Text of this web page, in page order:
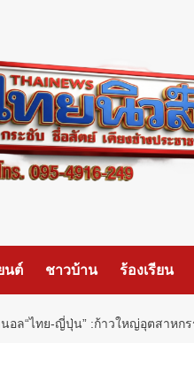
นต์ ชาวบ้าน ร้องเรียน
นอล“ไทย-ญี่ปุ่น” :ก้าวใหญ่อุตสาหก